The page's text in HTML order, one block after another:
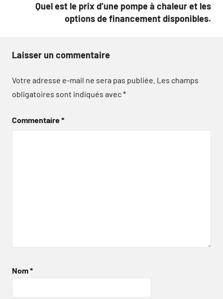
Quel est le prix d’une pompe à chaleur et les
options de financement disponibles.
Laisser un commentaire
Votre adresse e-mail ne sera pas publiée. Les champs
obligatoires sont indiqués avec*
Commentaire*
Nom*